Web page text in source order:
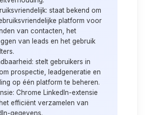
staat bekend om
platform voor
van contacten, het
van leads en het gebruik
stelt gebruikers in
prospectie, leadgeneratie en
op één platform te beheren.
Chrome LinkedIn-extensie
efficiënt verzamelen van
gegevens.